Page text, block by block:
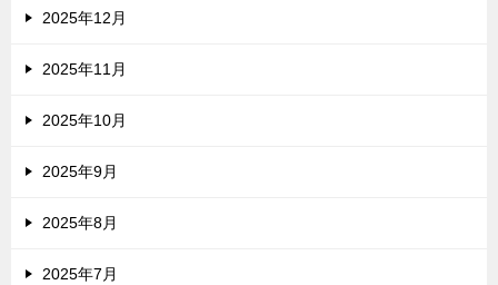
2025年12月
2025年11月
2025年10月
2025年9月
2025年8月
2025年7月